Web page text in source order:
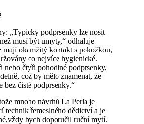
„Typicky podprsenky lze nosit
musí být umyty,“ odhaluje
mají okamžitý kontakt s pokožkou,
co nejvíce hygienické.
nebo čtyři pohodlné podprsenky,
což by mělo znamenat, že
bez čisté podprsenky.“
mnoho návrhů La Perla je
technik řemeslného dědictví a je
bych doporučil ruční mytí.